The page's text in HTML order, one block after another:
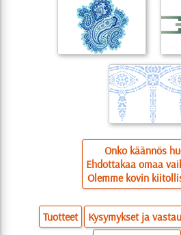
Onko käännös
Ehdottakaa omaa
Olemme kovin
Tuotteet Kysymykset ja